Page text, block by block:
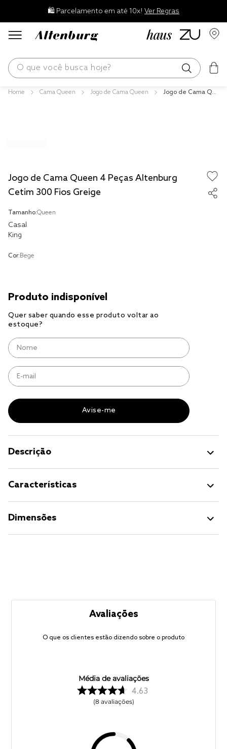
🛍️ Parcelamento em até 10x! Ver Regras
O que você busca hoje?
Cama Queen Jogo de Cama Queen
Jogo de Cama Qu
Jogo de Cama Queen 4 Peças Altenburg
Cetim 300 Fios Greige
Tamanho:Queen
Casal
King
Cor: Bege
Descrição
Características
Dimensões
Avaliações
O que os clientes estão dizendo sobre o produto
Média de avaliações
4.63
8 avaliações
jogos cama
travesseiro
solteiro king
jogo cama